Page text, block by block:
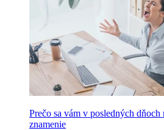
Prečo sa vám v posledných dňoch
znamenie